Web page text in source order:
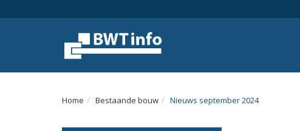
Menu
Home Bestaande bouw Nieuws september 2024